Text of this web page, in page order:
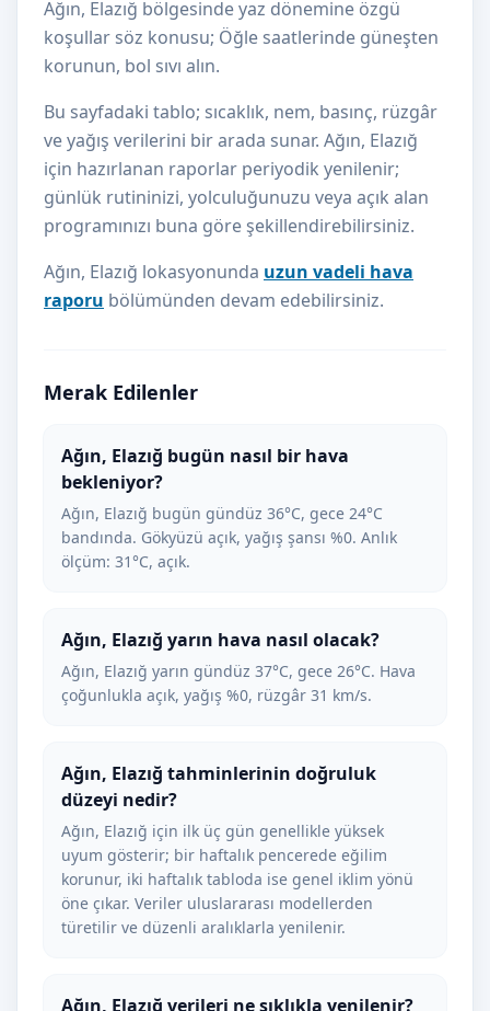
Ağın, Elazığ bölgesinde yaz dönemine özgü
koşullar söz konusu; Öğle saatlerinde güneşten
korunun, bol sıvı alın.
Bu sayfadaki tablo; sıcaklık, nem, basınç, rüzgâr
ve yağış verilerini bir arada sunar. Ağın, Elazığ
için hazırlanan raporlar periyodik yenilenir;
günlük rutininizi, yolculuğunuzu veya açık alan
programınızı buna göre şekillendirebilirsiniz.
Ağın, Elazığ lokasyonunda uzun vadeli hava
raporu bölümünden devam edebilirsiniz.
Merak Edilenler
Ağın, Elazığ bugün nasıl bir hava
bekleniyor?
Ağın, Elazığ bugün gündüz 36°C, gece 24°C
bandında. Gökyüzü açık, yağış şansı %0. Anlık
ölçüm: 31°C, açık.
Ağın, Elazığ yarın hava nasıl olacak?
Ağın, Elazığ yarın gündüz 37°C, gece 26°C. Hava
çoğunlukla açık, yağış %0, rüzgâr 31 km/s.
Ağın, Elazığ tahminlerinin doğruluk
düzeyi nedir?
Ağın, Elazığ için ilk üç gün genellikle yüksek
uyum gösterir; bir haftalık pencerede eğilim
korunur, iki haftalık tabloda ise genel iklim yönü
öne çıkar. Veriler uluslararası modellerden
türetilir ve düzenli aralıklarla yenilenir.
Ağın, Elazığ verileri ne sıklıkla yenilenir?